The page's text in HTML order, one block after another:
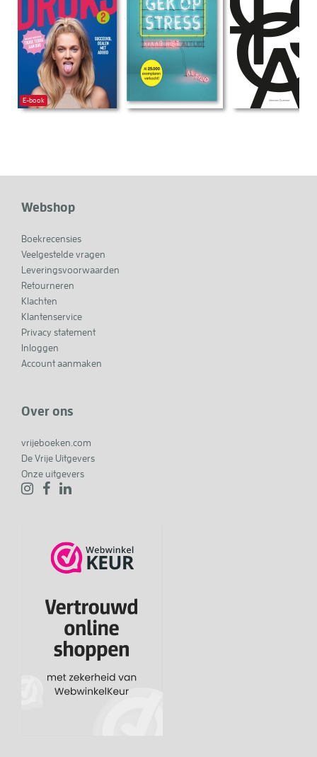
E-book
Webshop
Boekrecensies
Veelgestelde vragen
Leveringsvoorwaarden
Retourneren
Klachten
Klantenservice
Privacy statement
Inloggen
Account aanmaken
Over ons
vrijeboeken.com
De Vrije Uitgevers
Onze uitgevers